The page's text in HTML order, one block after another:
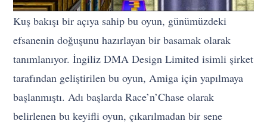
Kuş bakışı bir açıya sahip bu oyun, günümüzdeki
efsanenin doğuşunu hazırlayan bir basamak olarak
tanımlanıyor. İngiliz DMA Design Limited isimli şirket
tarafından geliştirilen bu oyun, Amiga için yapılmaya
başlanmıştı. Adı başlarda Race’n’Chase olarak
belirlenen bu keyifli oyun, çıkarılmadan bir sene